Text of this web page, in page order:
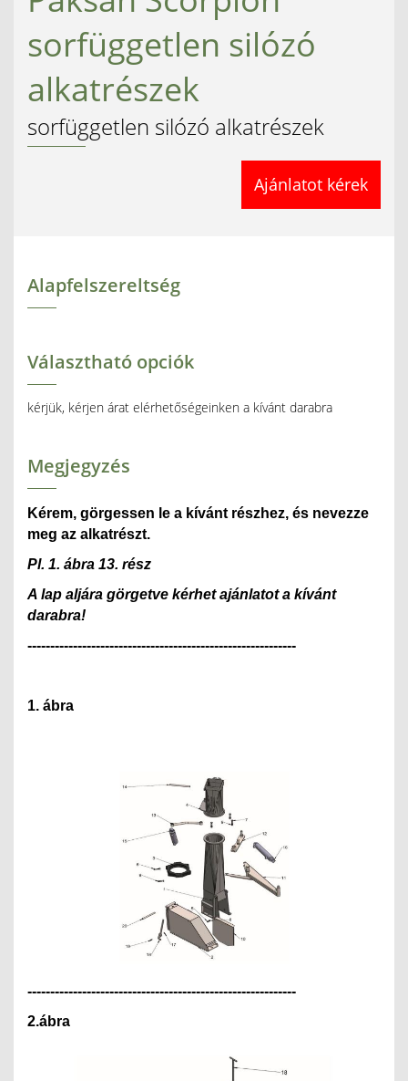
sorfüggetlen silózó
alkatrészek
sorfüggetlen silózó alkatrészek
Ajánlatot kérek
Alapfelszereltség
Választható opciók
kérjük, kérjen árat elérhetőségeinken a kívánt darabra
Megjegyzés
Kérem, görgessen le a kívánt részhez, és nevezze
meg az alkatrészt.
Pl. 1. ábra 13. rész
A lap aljára görgetve kérhet ajánlatot a kívánt
darabra!
-----------------------------------------------------------
1. ábra
-----------------------------------------------------------
2.ábra